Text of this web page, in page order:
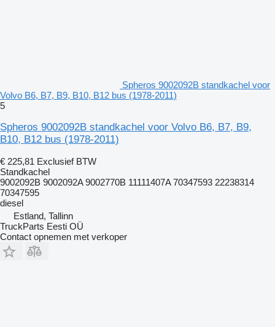
Spheros 9002092B standkachel voor
Volvo B6, B7, B9, B10, B12 bus (1978-2011)
5
Spheros 9002092B standkachel voor Volvo B6, B7, B9,
B10, B12 bus (1978-2011)
€ 225,81 Exclusief BTW
Standkachel
9002092B 9002092A 9002770B 11111407A 70347593 22238314
70347595
diesel
Estland, Tallinn
TruckParts Eesti OÜ
Contact opnemen met verkoper